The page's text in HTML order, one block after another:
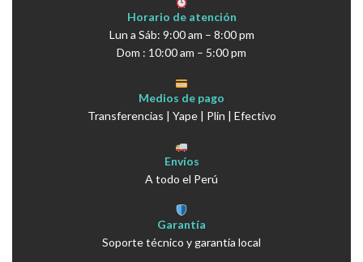
Horario de atención
Lun a Sáb: 9:00 am – 8:00 pm
Dom : 10:00 am – 5:00 pm
Medios de pago
Transferencias | Yape | Plin | Efectivo
Envíos
A todo el Perú
Garantía
Soporte técnico y garantía local